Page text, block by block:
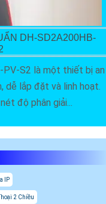
DH-SD2A200HB-
PV-S2 là một thiết bị an
dễ lắp đặt và linh hoạt.
độ phân giải...
IP
2 Chiều